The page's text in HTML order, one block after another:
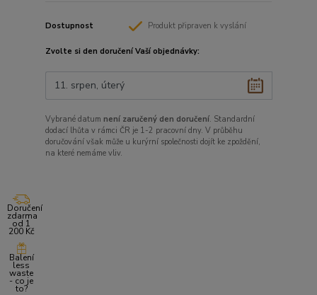
Dostupnost Produkt připraven k vyslání
Zvolte si den doručení Vaší objednávky:
Vybrané datum není zaručený den doručení. Standardní
dodací lhůta v rámci ČR je 1-2 pracovní dny. V průběhu
doručování však může u kurýrní společnosti dojít ke zpoždění,
na které nemáme vliv.
Doručení
zdarma
od 1
200 Kč
Balení
less
waste
- co je
to?